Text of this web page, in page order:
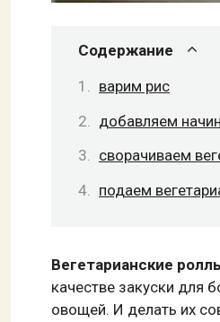
Содержание
варим рис
добавляем
сворачиваем
подаем
Вегетарианские
качестве закуски для
овощей. И делать их